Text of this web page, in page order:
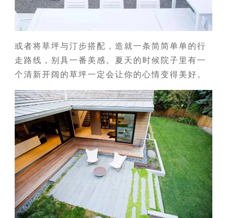
或者将草坪与汀步搭配，造就一条简简单单的行
走路线，别具一番美感。夏天的时候院子里有一
个清新开阔的草坪一定会让你的心情变得美好。